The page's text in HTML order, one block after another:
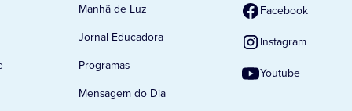
Manhã de Luz
Jornal Educadora
Programas
Mensagem do Dia
Facebook
Instagram
Youtube